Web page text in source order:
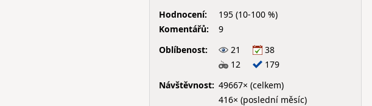
Hodnocení:
195 (10-100 %)
Komentářů:
9
Oblíbenost:
21
38
12
179
Návštěvnost: 49667× (celkem)
416× (poslední měsíc)